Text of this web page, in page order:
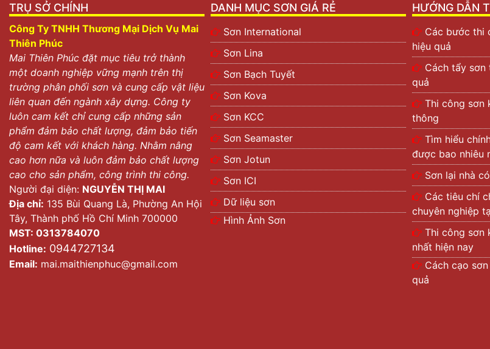
TRỤ SỞ CHÍNH
Công Ty TNHH Thương Mại Dịch Vụ Mai
Thiên Phúc
Mai Thiên Phúc đặt mục tiêu trở thành
một doanh nghiệp vững mạnh trên thị
trường phân phối sơn và cung cấp vật liệu
liên quan đến ngành xây dựng. Công ty
luôn cam kết chỉ cung cấp những sản
phẩm đảm bảo chất lượng, đảm bảo tiến
độ cam kết với khách hàng. Nhằm nâng
cao hơn nữa và luôn đảm bảo chất lượng
cao cho sản phẩm, công trình thi công.
Người đại diện: NGUYỄN THỊ MAI
Địa chỉ: 135 Bùi Quang Là, Phường An Hội
Tây, Thành phố Hồ Chí Minh 700000
MST: 0313784070
Hotline: 0944727134
Email: mai.maithienphuc@gmail.com
DANH MỤC SƠN GIÁ RẺ
Sơn International
Sơn Lina
Sơn Bạch Tuyết
Sơn Kova
Sơn KCC
Sơn Seamaster
Sơn Jotun
Sơn ICI
Dữ liệu sơn
Hình Ảnh Sơn
HƯỚNG DẪN
Các bước thi
hiệu quả
Cách tẩy sơn
quả
Thi công sơn
thông
Tìm hiểu
được bao nhiêu
Sơn lại nhà
Các tiêu chí
chuyên nghiệp
Thi công sơn
nhất hiện nay
Cách cạo
quả